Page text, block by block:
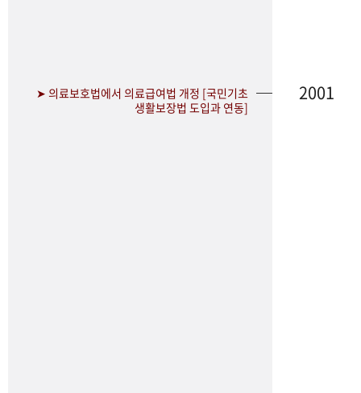
➤ 의료보호법에서 의료급여법 개정 [국민기초
생활보장법 도입과 연동]
2001